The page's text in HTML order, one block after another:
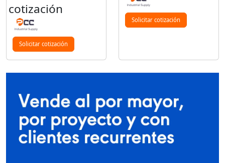
cotización
Solicitar cotización
Solicitar cotización